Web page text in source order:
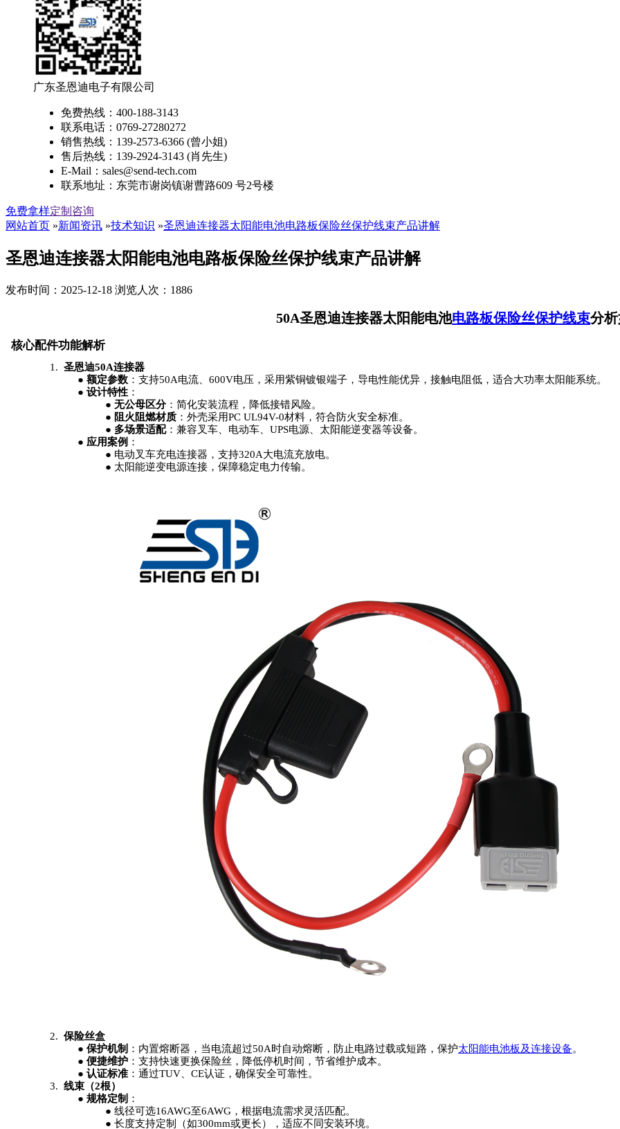
广东圣恩迪电子有限公司
免费热线：400-188-3143
联系电话：0769-27280272
销售热线：139-2573-6366 (曾小姐)
售后热线：139-2924-3143 (肖先生)
E-Mail：sales@send-tech.com
联系地址：东莞市谢岗镇谢曹路609 号2号楼
免费拿样定制咨询
网站首页 »新闻资讯 »技术知识 »圣恩迪连接器太阳能电池电路板保险丝保护线束产品讲解
圣恩迪连接器太阳能电池电路板保险丝保护线束产品讲解
发布时间：2025-12-18 浏览人次：1886
50A圣恩迪连接器太阳能电池电路板保险丝保护线束分
核心配件功能解析
1. 圣恩迪50A连接器
● 额定参数 ：支持50A电流、600V电压，采用紫铜镀银端子，导电性能优异，接触电阻低，适合大功率太阳能系统。
● 设计特性 ：
● 无公母区分：简化安装流程，降低接错风险。
● 阻火阻燃材质 ：外壳采用PC UL94V-0材料，符合防火安全标准。
● 多场景适配：兼容叉车、电动车、UPS电源、太阳能逆变器等设备。
● 应用案例 ：
● 电动叉车充电连接器，支持320A大电流充放电。
● 太阳能逆变电源连接，保障稳定电力传输。
2. 保险丝盒
● 保护机制 ：内置熔断器，当电流超过50A时自动熔断，防止电路过载或短路，保护太阳能电池板及连接设备。
● 便捷维护 ：支持快速更换保险丝，降低停机时间，节省维护成本。
● 认证标准 ：通过TUV、CE认证，确保安全可靠性。
3. 线束（2根）
● 规格定制 ：
● 线径可选16AWG至6AWG，根据电流需求灵活匹配。
● 长度支持定制（如300mm或更长），适应不同安装环境。